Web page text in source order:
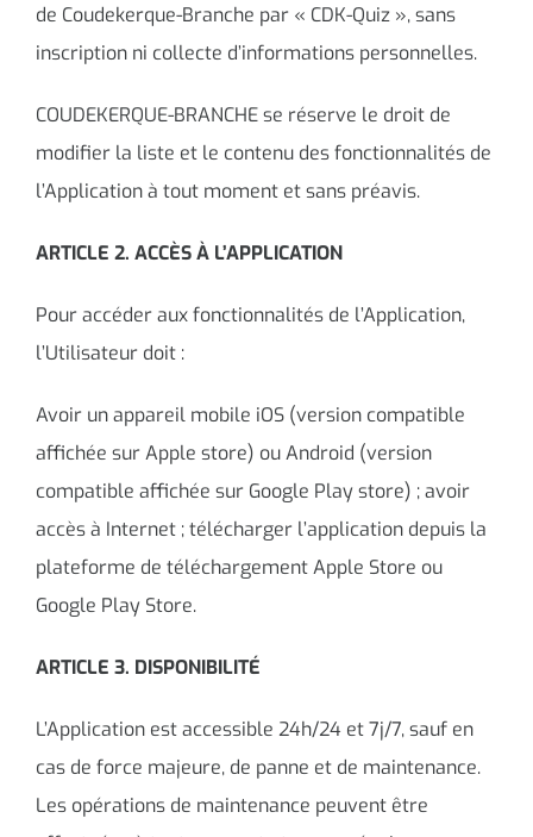
de Coudekerque-Branche par « CDK-Quiz », sans
inscription ni collecte d’informations personnelles.
COUDEKERQUE-BRANCHE se réserve le droit de
modifier la liste et le contenu des fonctionnalités de
l’Application à tout moment et sans préavis.
ARTICLE 2. ACCÈS À L’APPLICATION
Pour accéder aux fonctionnalités de l’Application,
l’Utilisateur doit :
Avoir un appareil mobile iOS (version compatible
affichée sur Apple store) ou Android (version
compatible affichée sur Google Play store) ; avoir
accès à Internet ; télécharger l’application depuis la
plateforme de téléchargement Apple Store ou
Google Play Store.
ARTICLE 3. DISPONIBILITÉ
L’Application est accessible 24h/24 et 7j/7, sauf en
cas de force majeure, de panne et de maintenance.
Les opérations de maintenance peuvent être